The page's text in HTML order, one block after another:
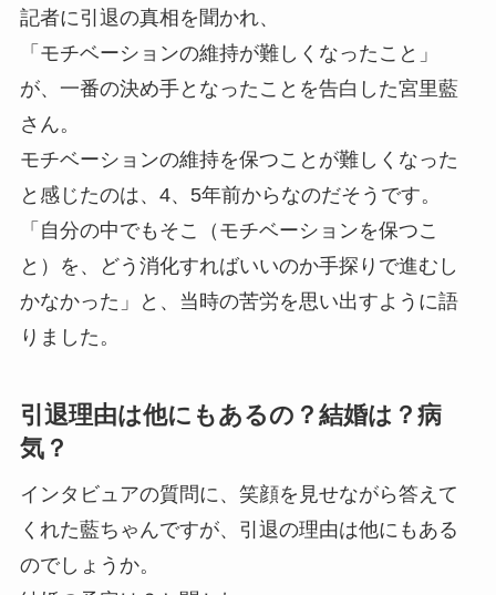
記者に引退の真相を聞かれ、
「モチベーションの維持が難しくなったこと」
が、一番の決め手となったことを告白した宮里藍
さん。
モチベーションの維持を保つことが難しくなった
と感じたのは、4、5年前からなのだそうです。
「自分の中でもそこ（モチベーションを保つこ
と）を、どう消化すればいいのか手探りで進むし
かなかった」と、当時の苦労を思い出すように語
りました。
引退理由は他にもあるの？結婚は？病
気？
インタビュアの質問に、笑顔を見せながら答えて
くれた藍ちゃんですが、引退の理由は他にもある
のでしょうか。